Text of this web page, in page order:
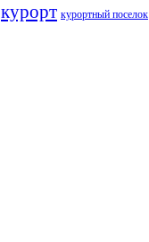
курорт курортный поселок